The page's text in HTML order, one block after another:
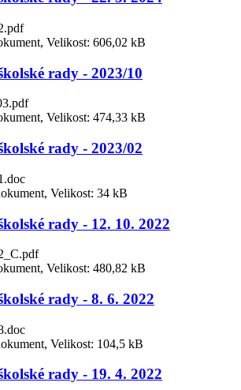
Velikost: 606,02 kB
rady - 2023/10
Velikost: 474,33 kB
rady - 2023/02
Velikost: 34 kB
rady - 12. 10. 2022
Velikost: 480,82 kB
rady - 8. 6. 2022
Velikost: 104,5 kB
rady - 19. 4. 2022